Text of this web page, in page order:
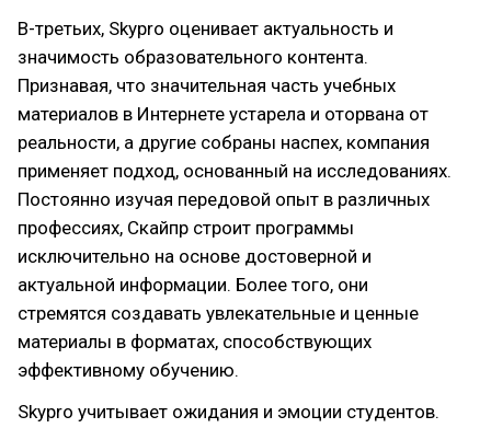
В-третьих, Skypro оценивает актуальность и
значимость образовательного контента.
Признавая, что значительная часть учебных
материалов в Интернете устарела и оторвана от
реальности, а другие собраны наспех, компания
применяет подход, основанный на исследованиях.
Постоянно изучая передовой опыт в различных
профессиях, Скайпр строит программы
исключительно на основе достоверной и
актуальной информации. Более того, они
стремятся создавать увлекательные и ценные
материалы в форматах, способствующих
эффективному обучению.
Skypro учитывает ожидания и эмоции студентов.